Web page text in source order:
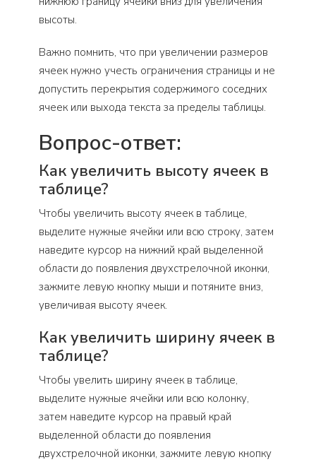
высоты.
Важно помнить, что при увеличении размеров
ячеек нужно учесть ограничения страницы и не
допустить перекрытия содержимого соседних
ячеек или выхода текста за пределы таблицы.
Вопрос-ответ:
Как увеличить высоту ячеек в
таблице?
Чтобы увеличить высоту ячеек в таблице,
выделите нужные ячейки или всю строку, затем
наведите курсор на нижний край выделенной
области до появления двухстрелочной иконки,
зажмите левую кнопку мыши и потяните вниз,
увеличивая высоту ячеек.
Как увеличить ширину ячеек в
таблице?
Чтобы увелить ширину ячеек в таблице,
выделите нужные ячейки или всю колонку,
затем наведите курсор на правый край
выделенной области до появления
двухстрелочной иконки, зажмите левую кнопку